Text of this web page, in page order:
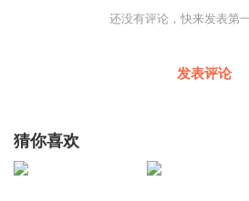
还没有评论，快来发表第
发表评论
猜你喜欢